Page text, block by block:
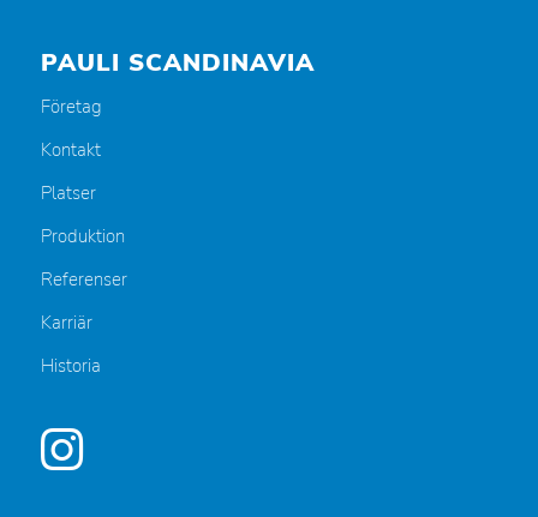
PAULI SCANDINAVIA
Företag
Kontakt
Platser
Produktion
Referenser
Karriär
Historia